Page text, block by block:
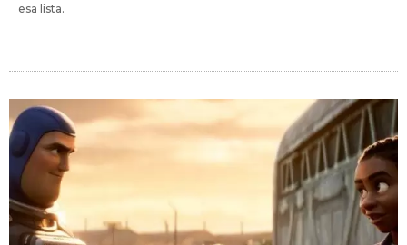
esa lista.